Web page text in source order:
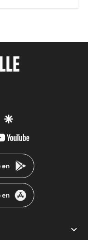
twittergoogle
youtube-
en
en